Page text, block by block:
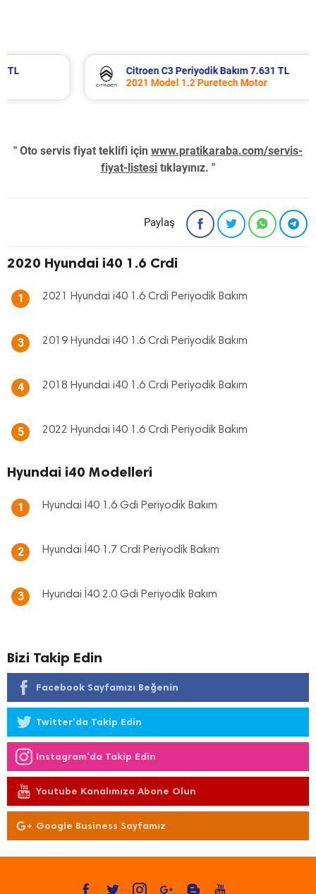
Citroen C3 Periyodik Bakım 7.631 TL
2021 Model 1.2 Puretech Motor
" Oto servis fiyat teklifi için www.pratikaraba.com/servis-
fiyat-listesi tıklayınız. "
Paylaş
2020 Hyundai i40 1.6 Crdi
1 2021 Hyundai i40 1.6 Crdi Periyodik Bakım
3 2019 Hyundai i40 1.6 Crdi Periyodik Bakım
4 2018 Hyundai i40 1.6 Crdi Periyodik Bakım
5 2022 Hyundai i40 1.6 Crdi Periyodik Bakım
Hyundai i40 Modelleri
1 Hyundai İ40 1.6 Gdi Periyodik Bakım
2 Hyundai İ40 1.7 Crdi Periyodik Bakım
3 Hyundai İ40 2.0 Gdi Periyodik Bakım
Bizi Takip Edin
Facebook Sayfamızı Beğenin
Twitter'da Takip Edin
Instagram'da Takip Edin
Youtube Kanalımıza Abone Olun
Google Business Sayfamız